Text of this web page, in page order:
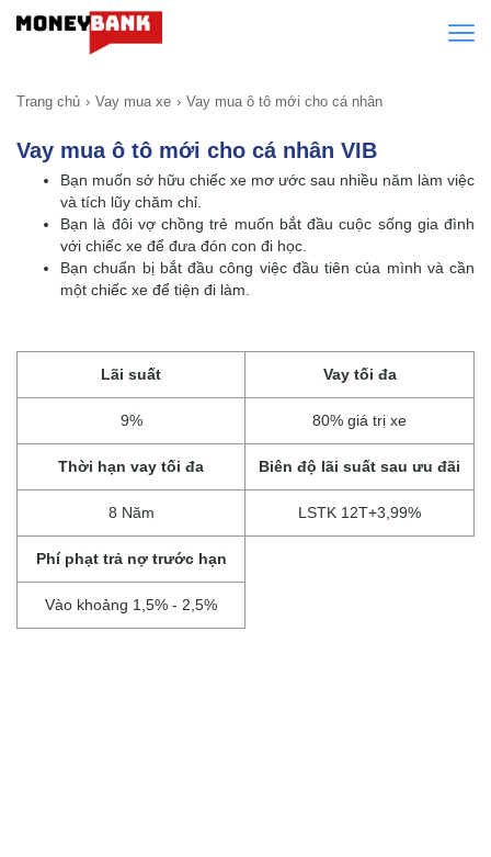
Trang chủ Vay mua xe Vay mua ô tô mới cho cá nhân
Vay mua ô tô mới cho cá nhân VIB
Bạn muốn sở hữu chiếc xe mơ ước sau nhiều năm làm việc
và tích lũy chăm chỉ.
Bạn là đôi vợ chồng trẻ muốn bắt đầu cuộc sống gia đình
với chiếc xe để đưa đón con đi học.
Bạn chuẩn bị bắt đầu công việc đầu tiên của mình và cần
một chiếc xe để tiện đi làm.
Lãi suất
9%
Vay tối đa
80% giá trị xe
Thời hạn vay tối đa
8 Năm
Biên độ lãi suất sau ưu đãi
LSTK 12T+3,99%
Phí phạt trả nợ trước hạn
Vào khoảng 1,5% - 2,5%